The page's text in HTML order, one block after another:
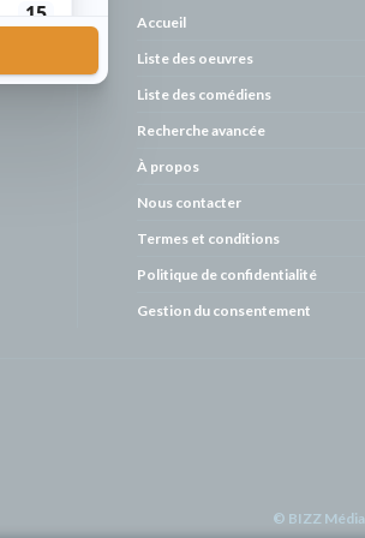
Accueil
Liste des oeuvres
Liste des comédiens
Recherche avancée
À propos
Nous contacter
Termes et conditions
Politique de confidentialité
Gestion du consentement
© BIZZ Média